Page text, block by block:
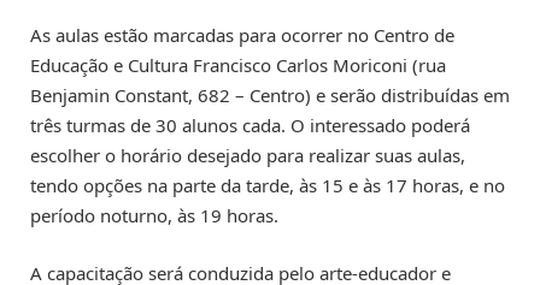
As aulas estão marcadas para ocorrer no Centro de
Educação e Cultura Francisco Carlos Moriconi (rua
Benjamin Constant, 682 – Centro) e serão distribuídas em
três turmas de 30 alunos cada. O interessado poderá
escolher o horário desejado para realizar suas aulas,
tendo opções na parte da tarde, às 15 e às 17 horas, e no
período noturno, às 19 horas.
A capacitação será conduzida pelo arte-educador e